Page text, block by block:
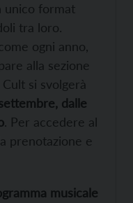
unico format
tra loro.
ogni anno,
alla sezione
si svolgerà
dalle
. Per accedere al
prenotazione e
musicale